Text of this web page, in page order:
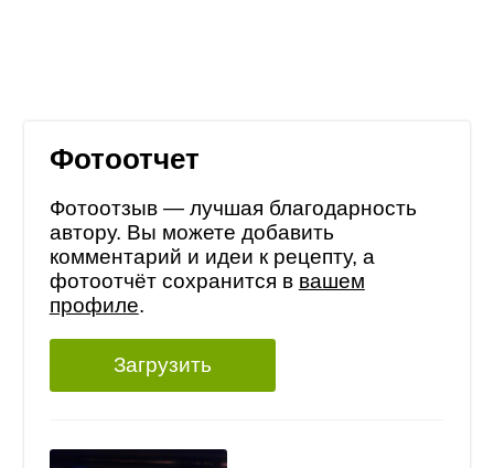
Фотоотчет
Фотоотзыв — лучшая благодарность
автору. Вы можете добавить
комментарий и идеи к рецепту, а
фотоотчёт сохранится в вашем
профиле.
Загрузить